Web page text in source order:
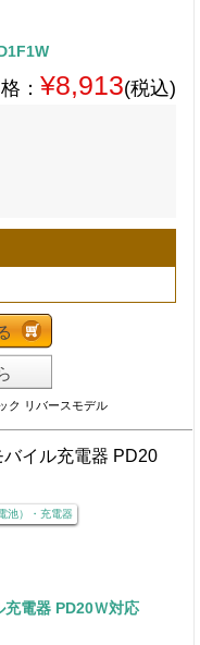
： ¥8,913(税込)
ク リバースモデル
池）・充電器
電器 PD20Ｗ対応